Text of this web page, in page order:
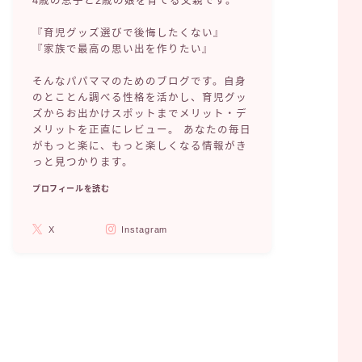
『育児グッズ選びで後悔したくない』
『家族で最高の思い出を作りたい』
そんなパパママのためのブログです。自身
のとことん調べる性格を活かし、育児グッ
ズからお出かけスポットまでメリット・デ
メリットを正直にレビュー。 あなたの毎日
がもっと楽に、もっと楽しくなる情報がき
っと見つかります。
プロフィールを読む
X Instagram